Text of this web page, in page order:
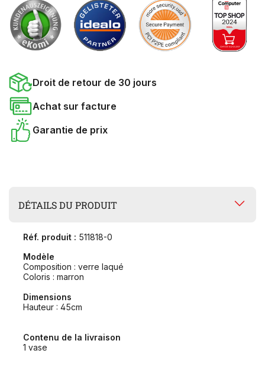
Droit de retour de 30 jours
Achat sur facture
Garantie de prix
DÉTAILS DU PRODUIT
Réf. produit : 511818-0
Modèle
Composition : verre laqué
Coloris : marron
Dimensions
Hauteur : 45cm
Contenu de la livraison
1 vase